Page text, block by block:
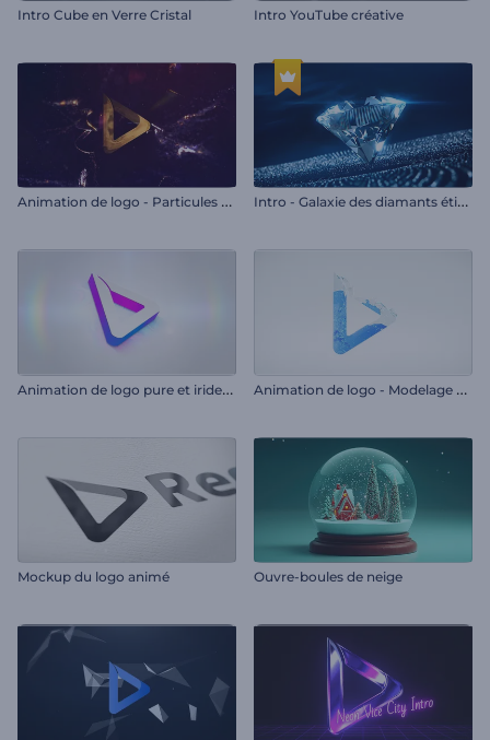
Intro Cube en Verre Cristal Intro YouTube créative
A
nimation de logo - Particules en feu I
ntro - Galaxie des diamants étincelants
A
nimation de logo pure et iridescente A
nimation de logo - Modelage en liquide
Mockup du logo animé Ouvre-boules de neige